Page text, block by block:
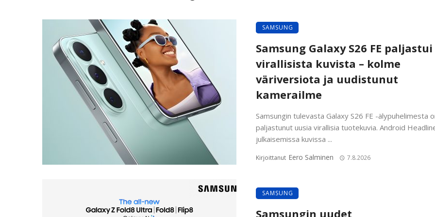
SAMSUNG
Samsung Galaxy S26 FE paljastui
virallisista kuvista – kolme
väriversiota ja uudistunut
kamerailme
Samsungin tulevasta Galaxy S26 FE -älypuhelimesta
paljastunut uusia virallisia tuotekuvia. Android
julkaisemissa kuvissa ...
Kirjoittanut Eero Salminen 7.8.2026
SAMSUNG
Samsungin uudet